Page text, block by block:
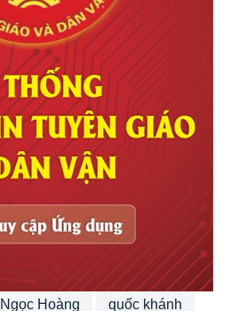
Ngọc Hoàng quốc khánh